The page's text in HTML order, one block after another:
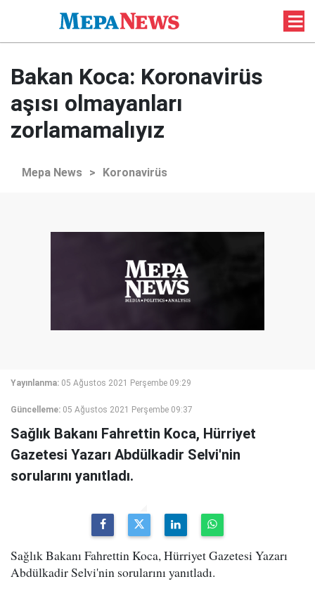
Bakan Koca: Koronavirüs
aşısı olmayanları
zorlamamalıyız
Mepa News > Koronavirüs
Yayınlanma: 05 Ağustos 2021 Perşembe 09:29
Güncelleme: 05 Ağustos 2021 Perşembe 09:37
Sağlık Bakanı Fahrettin Koca, Hürriyet
Gazetesi Yazarı Abdülkadir Selvi'nin
sorularını yanıtladı.
Sağlık Bakanı Fahrettin Koca, Hürriyet Gazetesi Yazarı
Abdülkadir Selvi'nin sorularını yanıtladı.